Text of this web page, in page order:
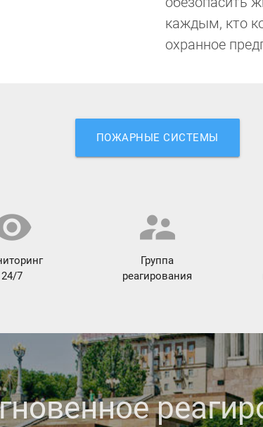
каждым, кто
охранное
ПОЖАРНЫЕ СИСТЕМЫ
24/7
supervisor_account
Группа
реагирования